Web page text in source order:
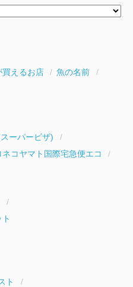
買えるお店
魚の名前
ーパービザ)
ネコヤマト国際宅急便エコ
ト